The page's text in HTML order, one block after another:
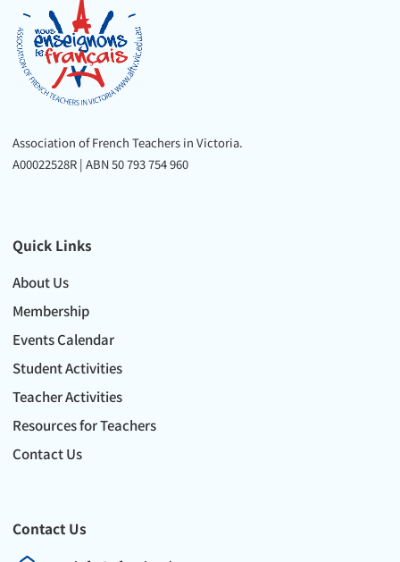
Association of French Teachers in Victoria.
A00022528R | ABN 50 793 754 960
Quick Links
About Us
Membership
Events Calendar
Student Activities
Teacher Activities
Resources for Teachers
Contact Us
Contact Us